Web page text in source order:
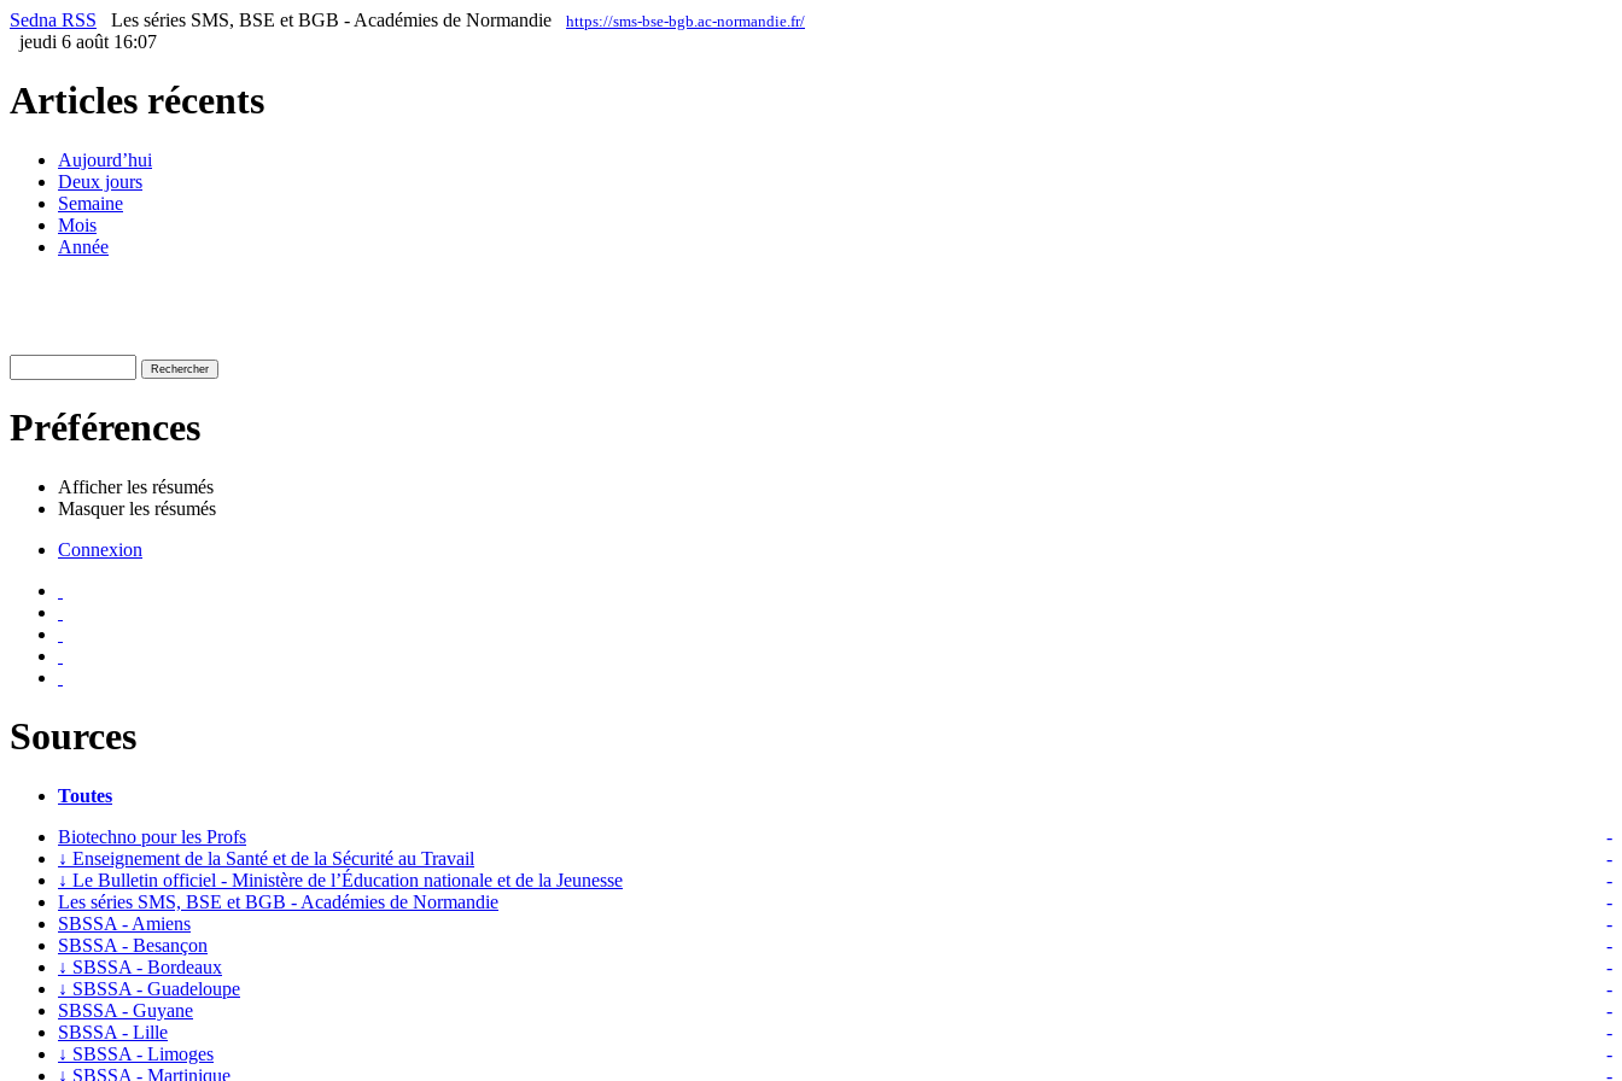
Sedna RSS Les séries SMS, BSE et BGB - Académies de Normandie https://sms-bse-bgb.ac-normandie.fr/
jeudi 6 août 16:07
Articles récents
Aujourd’hui
Deux jours
Semaine
Mois
Année
Préférences
Afficher les résumés
Masquer les résumés
Connexion
Sources
Toutes
-
Biotechno pour les Profs
-
↓ Enseignement de la Santé et de la Sécurité au Travail
-
↓ Le Bulletin officiel - Ministère de l’Éducation nationale et de la Jeunesse
-
Les séries SMS, BSE et BGB - Académies de Normandie
-
SBSSA - Amiens
-
SBSSA - Besançon
-
↓ SBSSA - Bordeaux
-
↓ SBSSA - Guadeloupe
-
SBSSA - Guyane
-
SBSSA - Lille
-
↓ SBSSA - Limoges
-
↓ SBSSA - Martinique